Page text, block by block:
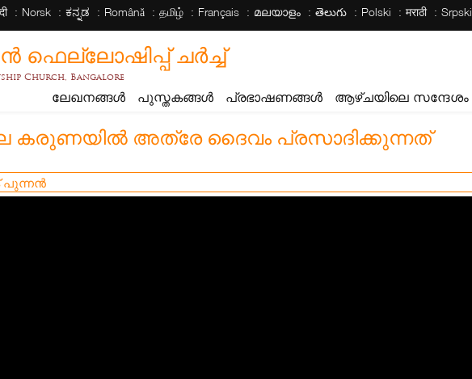
Norsk ಕನ್ನಡ Română தமிழ் Français മലയാളം తెలుగు Polski मराठी Srpski
ഫെല്ലോഷിപ്പ് ചര്‍ച്ച്
Church, Bangalore
ലേഖനങ്ങൾ പുസ്തകങ്ങൾ പ്രഭാഷണങ്ങൾ ആഴ്ചയിലെ സന്ദേശം
കരുണയിൽ അത്രേ ദൈവം പ്രസാദിക്കുന്നത്
പുന്നൻ